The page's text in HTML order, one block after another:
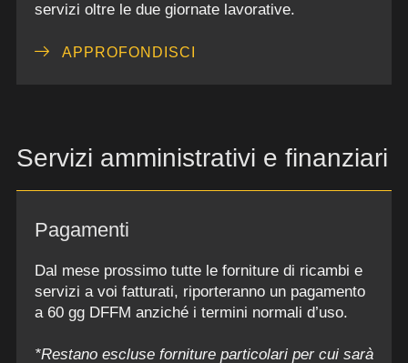
servizi oltre le due giornate lavorative.
APPROFONDISCI
Servizi amministrativi e finanziari
Pagamenti
Dal mese prossimo tutte le forniture di ricambi e
servizi a voi fatturati, riporteranno un pagamento
a 60 gg DFFM anziché i termini normali d’uso.
*Restano escluse forniture particolari per cui sarà